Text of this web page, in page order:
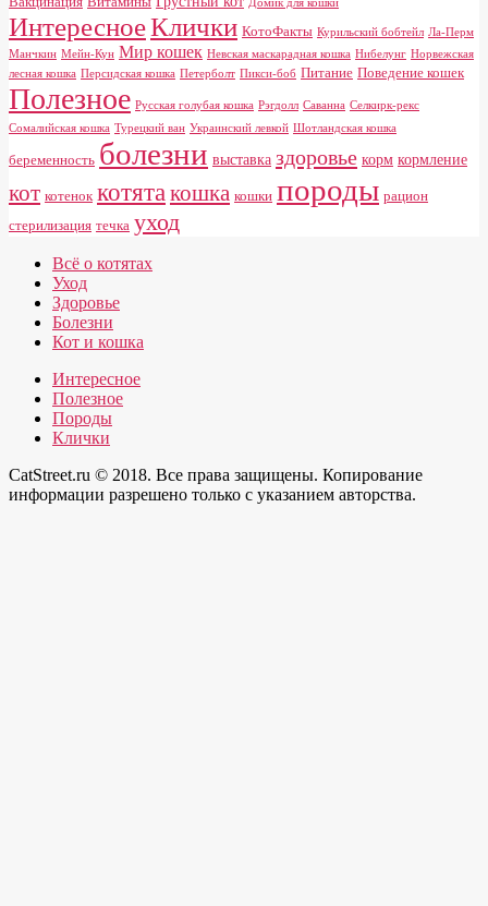
Домик для кошки
ИнтересноеКлички КотоФакты Курильский бобтейл Ла-Перм
Манчкин Мейн-Кун Мир кошек Невская маскарадная кошка Нибелунг Норвежская
лесная кошка Персидская кошка Петерболт Пикси-боб Питание Поведение кошек
Полезное Русская голубая кошка Рэгдолл Саванна Селкирк-рекс
Сомалийская кошка Турецкий ван Украинский левкой Шотландская кошка
беременность болезни выставка здоровье корм кормление
кот котенок котята кошка кошки породы рацион
стерилизация течка уход
Всё о котятах
Уход
Здоровье
Болезни
Кот и кошка
Интересное
Полезное
Породы
Клички
CatStreet.ru © 2018. Все права защищены. Копирование
информации разрешено только с указанием авторства.